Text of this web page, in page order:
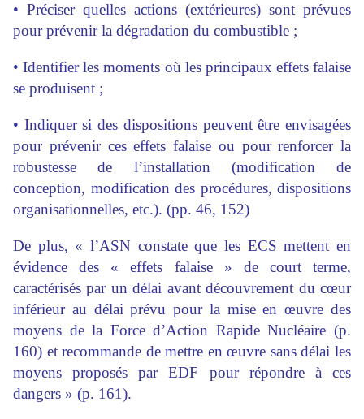
• Préciser quelles actions (extérieures) sont prévues
pour prévenir la dégradation du combustible ;
• Identifier les moments où les principaux effets falaise
se produisent ;
• Indiquer si des dispositions peuvent être envisagées
pour prévenir ces effets falaise ou pour renforcer la
robustesse de l’installation (modification de
conception, modification des procédures, dispositions
organisationnelles, etc.). (pp. 46, 152)
De plus, « l’ASN constate que les ECS mettent en
évidence des « effets falaise » de court terme,
caractérisés par un délai avant découvrement du cœur
inférieur au délai prévu pour la mise en œuvre des
moyens de la Force d’Action Rapide Nucléaire (p.
160) et recommande de mettre en œuvre sans délai les
moyens proposés par EDF pour répondre à ces
dangers » (p. 161).